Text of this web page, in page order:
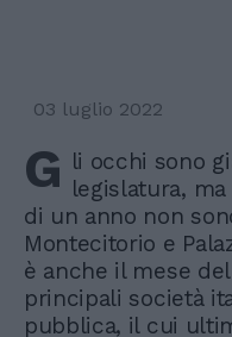
03 luglio 2022
G li occhi sono
legislatura,
di un anno non
Montecitorio e
è anche il mese
principali società
pubblica, il cui